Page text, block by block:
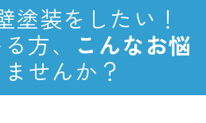
塗装をしたい！
方、
こんなお悩
せんか？